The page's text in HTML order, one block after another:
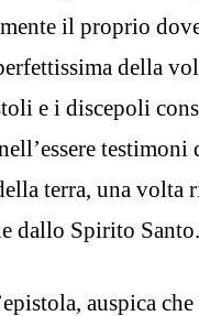
il proprio
della
e i discepoli
testimoni
terra, una volta
dallo Spirito Santo.
auspica